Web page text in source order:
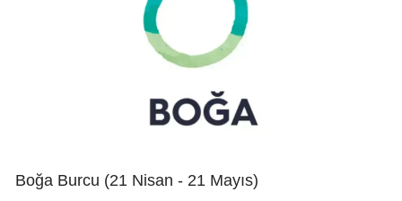
Boğa Burcu (21 Nisan - 21 Mayıs)